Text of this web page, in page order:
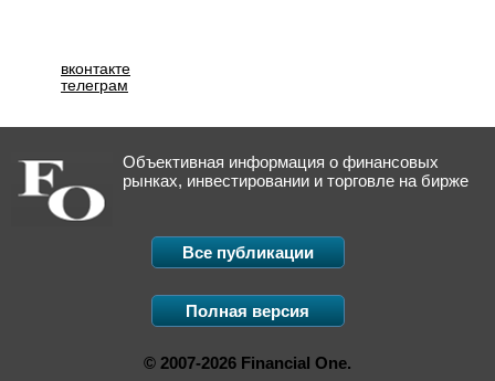
вконтакте
телеграм
Объективная информация о финансовых
рынках, инвестировании и торговле на бирже
Все публикации
Полная версия
© 2007-2026 Financial One.